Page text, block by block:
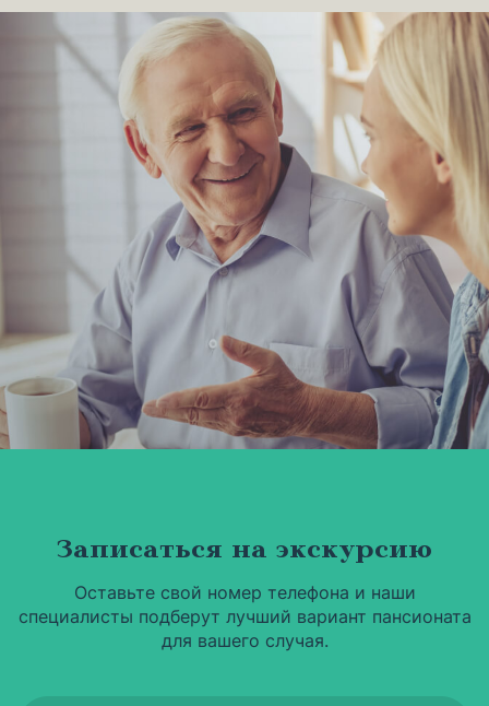
Записаться на экскурсию
Оставьте свой номер телефона и наши
специалисты подберут лучший вариант пансионата
для вашего случая.